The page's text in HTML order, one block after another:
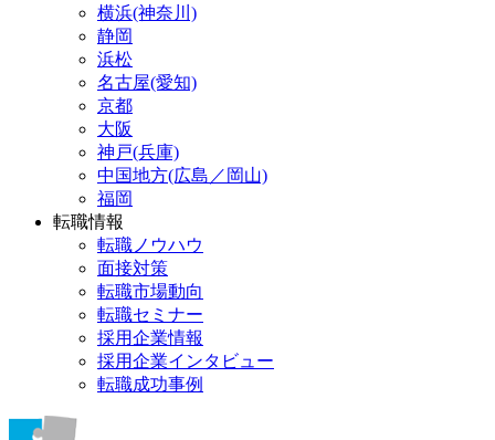
横浜(神奈川)
静岡
浜松
名古屋(愛知)
京都
大阪
神戸(兵庫)
中国地方(広島／岡山)
福岡
転職情報
転職ノウハウ
面接対策
転職市場動向
転職セミナー
採用企業情報
採用企業インタビュー
転職成功事例